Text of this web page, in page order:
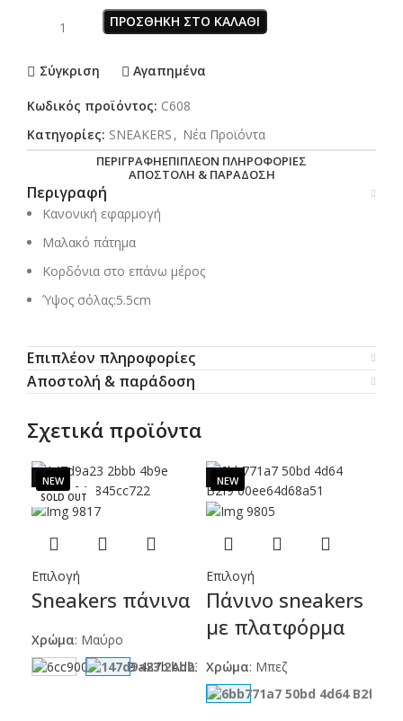
ΠΡΟΣΘΉΚΗ ΣΤΟ ΚΑΛΆΘΙ
Σύγκριση Αγαπημένα
Κωδικός προϊόντος: C608
Κατηγορίες: SNEAKERS , Νέα Προϊόντα
ΠΕΡΙΓΡΑΦΉΕΠΙΠΛΈΟΝ ΠΛΗΡΟΦΟΡΊΕΣ
ΑΠΟΣΤΟΛΉ & ΠΑΡΆΔΟΣΗ
Περιγραφή
Κανονική εφαρμογή
Μαλακό πάτημα
Κορδόνια στο επάνω μέρος
Ύψος σόλας:5.5cm
Επιπλέον πληροφορίες
Αποστολή & παράδοση
Σχετικά προϊόντα
SALE
SOLD OUT
Επιλογή
Sneakers πάνινα
Χρώμα: Μαύρο
SALE
Επιλογή
Πάνινο sneakers
με πλατφόρμα
Χρώμα: Μπεζ